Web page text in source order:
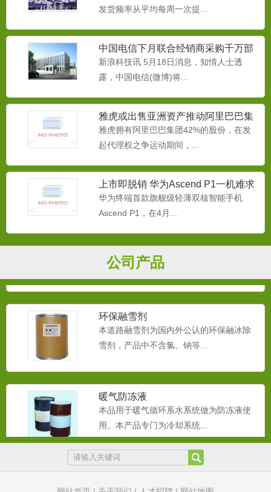
发货频率从平均每周一次提...
中国电信下月联合经销商采购千万部
智能手机
新浪科技讯 5月18日消息，知情人士透
露，中国电信(微博)将...
雅虎或出售亚洲资产推动阿里巴巴集
团IPO
雅虎拥有阿里巴巴集团42%的股份，在发
起代理权之争运动期间，...
上市即脱销 华为Ascend P1一机难求
华为终端首款旗舰级轻薄双核智能手机
Ascend P1，在4月...
公司产品
融雪剂
牌等金属物的腐蚀，而生产...
中央空调防冻液
本品用于中央空调循环系水系统做为防冻
液使用。本产品专门为冷却...
循环水防冻液
本品用于循环系水系统做为防冻液使用。
本产品专门为冷却系统和采...
环保融雪剂
本道路融雪剂为国内外公认的环保融冰除
雪剂，产品中不含氯、钠等...
暖气防冻液
本品用于暖气循环系水系统做为防冻液使
用。本产品专门为冷却系统...
橡胶抗静电剂
本橡胶抗静电剂主要应用于各种橡胶，轮